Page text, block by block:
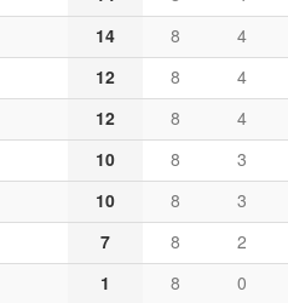
14 8 4
12 8 4
12 8 4
10 8 3
10 8 3
7 8 2
1 8 0